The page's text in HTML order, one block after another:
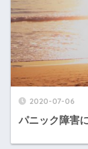
2020-07-06
パニック障害